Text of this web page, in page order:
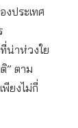
ประเทศ
น่าห่วงใย
” ตาม
ยงไม่กี่